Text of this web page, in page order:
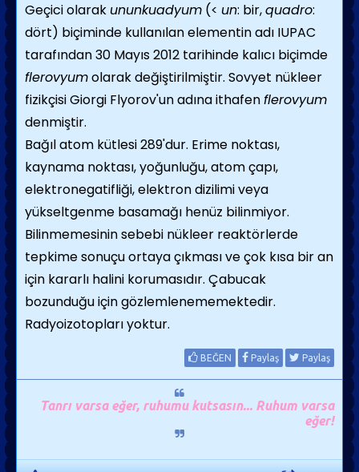
Geçici olarak ununkuadyum (< un: bir,quadro:
dört) biçiminde kullanılan elementin adı IUPAC
tarafından 30 Mayıs 2012 tarihinde kalıcı biçimde
flerovyumolarak değiştirilmiştir. Sovyet nükleer
fizikçisi Giorgi Flyorov'un adına ithafenflerovyum
denmiştir.
Bağıl atom kütlesi 289'dur. Erime noktası,
kaynama noktası, yoğunluğu, atom çapı,
elektronegatifliği, elektron dizilimi veya
yükseltgenme basamağı henüz bilinmiyor.
Bilinmemesinin sebebi nükleer reaktörlerde
tepkime sonuçu ortaya çıkması ve çok kısa bir an
için kararlı halini korumasıdır. Çabucak
bozunduğu için gözlemlenememektedir.
Radyoizotopları yoktur.
BEĞEN Paylaş Paylaş
Tanrı varsa eğer, ruhumu kutsasın... Ruhum varsa
eğer!